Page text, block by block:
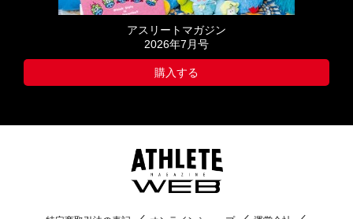
アスリートマガジン
2026年7月号
購入する